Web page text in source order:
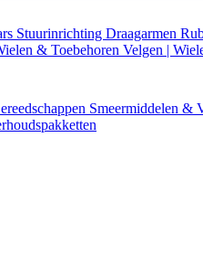
Stuurinrichting Draagarmen
& Toebehoren Velgen |
Smeermiddelen &